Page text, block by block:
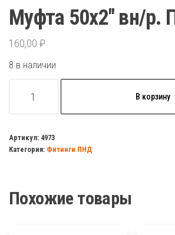
Муфта 50х2″ вн/р.
160,00 ₽
8 в наличии
товара
50х2"
вн/
В корзину
Артикул: 4973
Категория: Фитинги ПНД
Похожие товары